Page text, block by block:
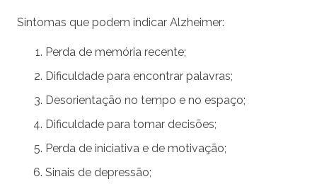
Sintomas que podem indicar Alzheimer:
Perda de memória recente;
Dificuldade para encontrar palavras;
Desorientação no tempo e no espaço;
Dificuldade para tomar decisões;
Perda de iniciativa e de motivação;
Sinais de depressão;